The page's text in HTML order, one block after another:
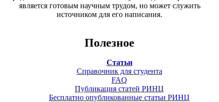
является готовым научным трудом, но может служить
источником для его написания.
Полезное
Статьи
Справочник для студента
FAQ
Публикация статей РИНЦ
Бесплатно опубликованные статьи РИНЦ